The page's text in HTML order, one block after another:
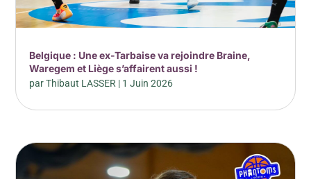
Belgique : Une ex-Tarbaise va rejoindre Braine,
Waregem et Liège s’affairent aussi !
parThibaut LASSER | 1 Juin 2026